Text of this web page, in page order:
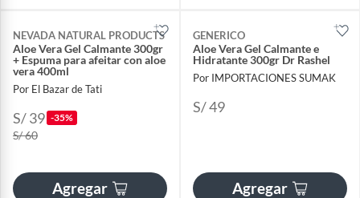
NEVADA NATURAL PRODUCTS
Aloe Vera Gel Calmante 300gr
+ Espuma para afeitar con aloe
vera 400ml
Por El Bazar de Tati
S/ 39 -35%
S/ 60
Agregar
GENERICO
Aloe Vera Gel Calmante e
Hidratante 300gr Dr Rashel
Por IMPORTACIONES SUMAK
S/ 49
Agregar